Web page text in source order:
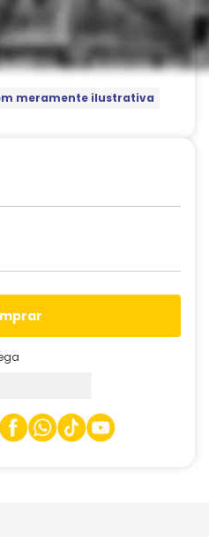
meramente ilustrativa